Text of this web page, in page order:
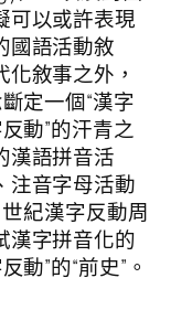
可以或許表現
國語活動敘
敘事之外，
定一個“漢字
動”的汗青之
漢語拼音活
注音字母活動
紀漢字反動周
漢字拼音化的
動”的“前史”。